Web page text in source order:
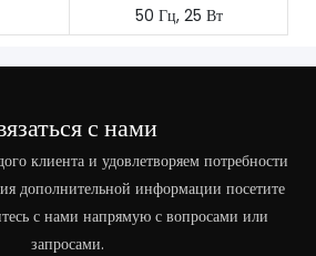
50 Гц, 25 Вт
с нами
клиента и удовлетворяем потребности
дополнительной информации посетите
с нами напрямую с вопросами или
запросами.